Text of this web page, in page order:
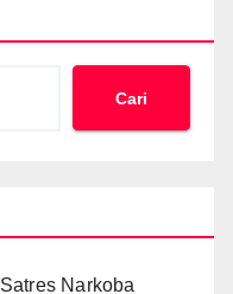
Cari
Narkoba